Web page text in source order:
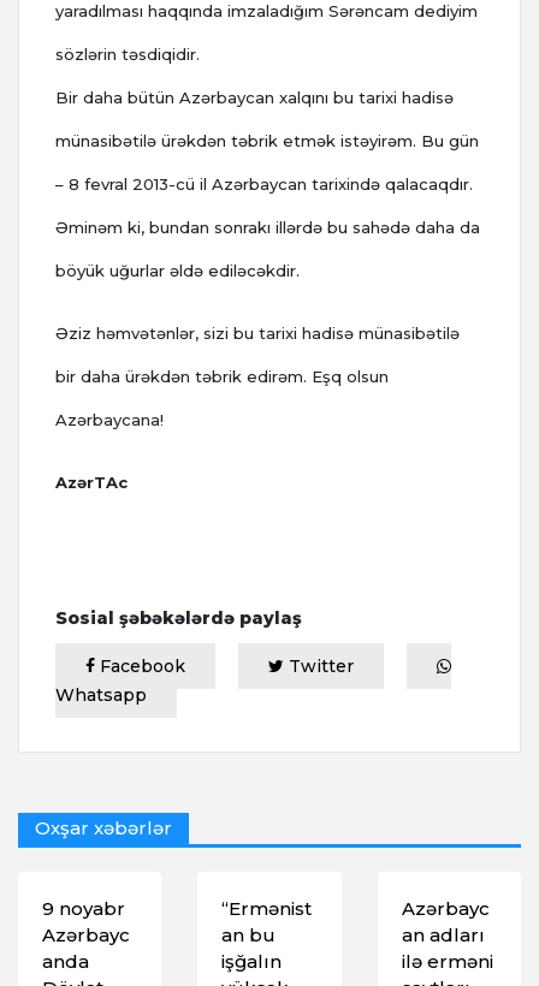
yaradılması haqqında imzaladığım Sərəncam dediyim
sözlərin təsdiqidir.
Bir daha bütün Azərbaycan xalqını bu tarixi hadisə
münasibətilə ürəkdən təbrik etmək istəyirəm. Bu gün
– 8 fevral 2013-cü il Azərbaycan tarixində qalacaqdır.
Əminəm ki, bundan sonrakı illərdə bu sahədə daha da
böyük uğurlar əldə ediləcəkdir.
Əziz həmvətənlər, sizi bu tarixi hadisə münasibətilə
bir daha ürəkdən təbrik edirəm. Eşq olsun
Azərbaycana!
AzərTAc
Sosial şəbəkələrdə paylaş
Facebook
Twitter
Whatsapp
Oxşar xəbərlər
9 noyabr
Azərbayc
anda
“Ermənist
an bu
işğalın
Azərbayc
an adları
ilə erməni